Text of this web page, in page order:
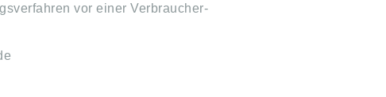
vor einer Verbraucher-